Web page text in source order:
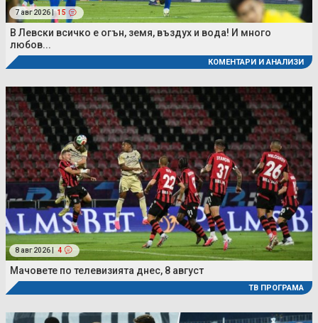
7 авг 2026 | 15
В Левски всичко е огън, земя, въздух и вода! И много
любов...
КОМЕНТАРИ И АНАЛИЗИ
8 авг 2026 | 4
Мачовете по телевизията днес, 8 август
ТВ ПРОГРАМА